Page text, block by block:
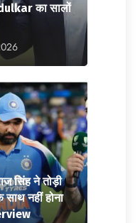
का सालों
सिंह ने तोड़ी
साथ नहीं होना